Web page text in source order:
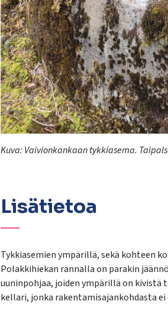
Kuva:Vaivionkankaantykkiasema.
Lisätietoa
Tykkiasemien ympärillä, sekä kohteen
Polakkihiekan rannalla on parakin
uuninpohjaa, joiden ympärillä on kivistä
kellari, jonka rakentamisajankohdasta